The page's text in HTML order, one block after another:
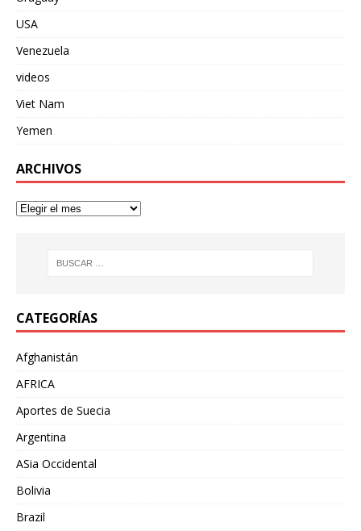
USA
Venezuela
videos
Viet Nam
Yemen
ARCHIVOS
CATEGORÍAS
Afghanistán
AFRICA
Aportes de Suecia
Argentina
ASia Occidental
Bolivia
Brazil